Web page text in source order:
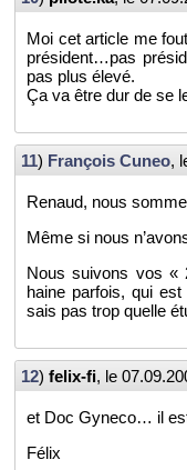
Moi cet ar­ticle me
pré­sident…pas
pas plus élevé.
Ça va être dur de se
11) Fran­çois Cuneo,
Re­naud, nous
Même si nous
Nous sui­vons vos «
haine par­fois, qui
sais pas trop quelle
12) fe­lix-fi, le
et Doc Gy­neco… il
Félix